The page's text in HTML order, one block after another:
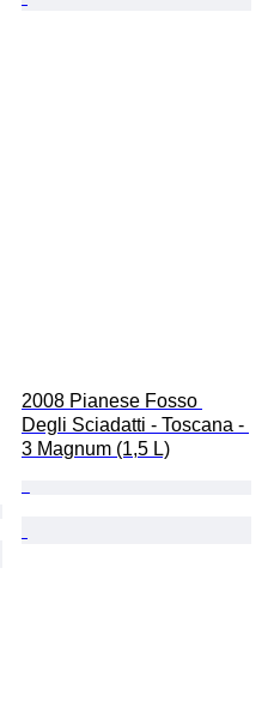
2008 Pianese Fosso
Degli Sciadatti - Toscana -
3 Magnum (1,5 L)